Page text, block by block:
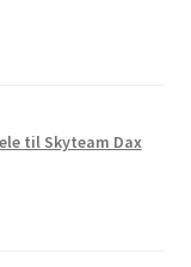
til Skyteam Dax